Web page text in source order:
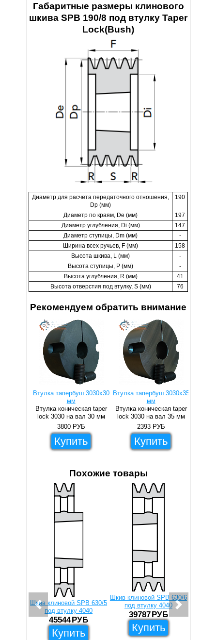
Габаритные размеры клинового
шкива SPB 190/8 под втулку Taper
Lock(Bush)
Диаметр для расчета передаточного отношения,
Dp (мм)
190
Диаметр по краям, De (мм)
197
Диаметр углубления, Di (мм)
147
Диаметр ступицы, Dm (мм)
-
Ширина всех ручьев, F (мм)
158
Высота шкива, L (мм)
-
Высота ступицы, P (мм)
-
Высота углубления, R (мм)
41
Высота отверстия под втулку, S (мм)
76
Рекомендуем обратить внимание
Втулка тапербуш 3030x30
мм
Втулка коническая taper
lock 3030 на вал 30 мм
3800 РУБ
Купить
Втулка тапербуш 3030x35
мм
Втулка коническая taper
lock 3030 на вал 35 мм
2393 РУБ
Купить
Похожие товары
Шкив клиновой SPB 630/5
под втулку 4040
45544РУБ
Купить
Шкив клиновой SPB 630/6
под втулку 4040
39787РУБ
Купить